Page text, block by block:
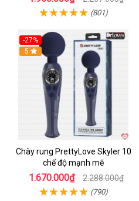
(801)
-27%
Hot
5
Chày rung PrettyLove Skyler 10
chế độ mạnh mẽ
1.670.000₫ 2.288.000₫
(790)